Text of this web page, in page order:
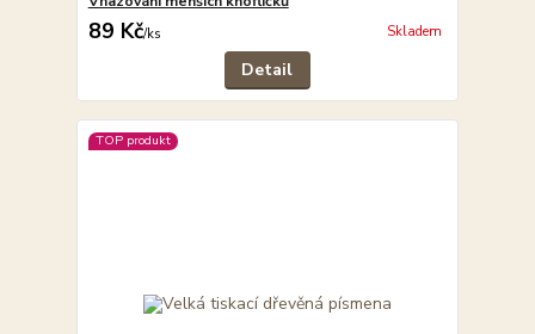
89 Kč/ks Skladem
Detail
TOP produkt